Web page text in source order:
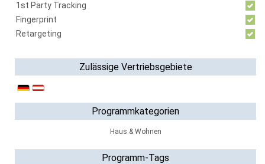
1st Party Tracking
Fingerprint
Retargeting
Zulässige Vertriebsgebiete
Programmkategorien
Haus & Wohnen
Programm-Tags